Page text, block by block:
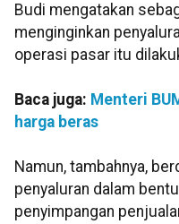
Budi mengatakan
menginginkan
operasi pasar itu
Baca juga: Menteri
harga beras
Namun, tambahnya,
penyaluran dalam
penyimpangan